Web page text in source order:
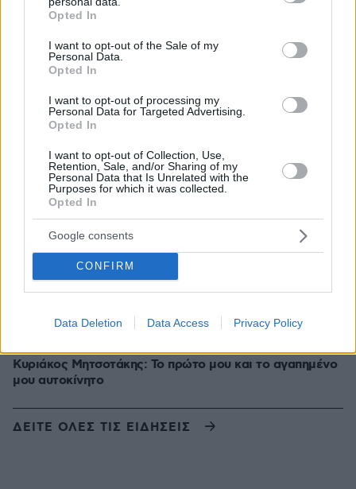
grant or deny consent to Google and its third-party tags to
use your data for below specified purposes in below Google
consent section.
Opted In
I want to opt-out of the Sale of my
Personal Data.
Opted In
I want to opt-out of processing my
Personal Data for Targeted Advertising.
Opted In
I want to opt-out of Collection, Use,
Retention, Sale, and/or Sharing of my
Personal Data that Is Unrelated with the
Purposes for which it was collected.
Opted In
Google consents
CONFIRM
Data Deletion Data Access Privacy Policy
Σπέτσες: Ένας πλήρης οδηγός για τον κοσμοπολίτικο
πριν 18 λεπτά
Ο Ζελένσκι πραγματοποιεί την πρώτη επίσκεψή του στη
Σερβία
πριν 19 λεπτά
Φωτιά στο Στεφάνι Κορινθίας: Ενισχυθήκαν οι
δυνάμεις, 11 εναέρια στη μάχη
πριν 21 λεπτά
Χωρίς ενεργό μέτωπο η φωτιά στην Ερμακιά Κοζάνης
πριν 24 λεπτά
Κάιλι Τζένερ και Τιμοτέ Σαλαμέ δεν βιάζονται να
αρραβωνιαστούν: Τους αρέσει πολύ η σχέση τους, όπως
είναι, λέει πηγή
πριν 27 λεπτά
των πέντε κορυφαίων όλων των εποχών, δείτε βίντεο
πριν 28 λεπτά
Κυριάκος Μητσοτάκης: Το πρώτο μου και το αγαπημένο
μου αυτοκίνητο
ΔΕΙΤΕ ΟΛΕΣ ΤΙΣ ΕΙΔΗΣΕΙΣ